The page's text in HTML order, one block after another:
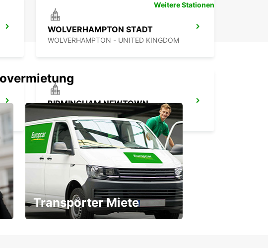
WOLVERHAMPTON STADT
WOLVERHAMPTON - UNITED KINGDOM
BIRMINGHAM NEWTOWN
BIRMINGHAM - UNITED KINGDOM
Weitere Stationen
Transporter Miete